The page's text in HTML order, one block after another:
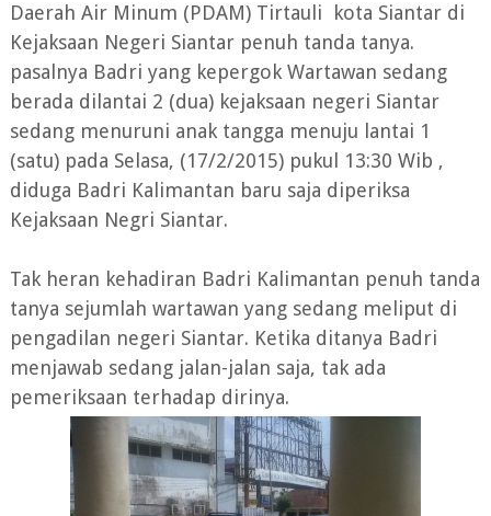
Daerah Air Minum (PDAM) Tirtauli kota Siantar di
Kejaksaan Negeri Siantar penuh tanda tanya.
pasalnya Badri yang kepergok Wartawan sedang
berada dilantai 2 (dua) kejaksaan negeri Siantar
sedang menuruni anak tangga menuju lantai 1
(satu) pada Selasa, (17/2/2015) pukul 13:30 Wib ,
diduga Badri Kalimantan baru saja diperiksa
Kejaksaan Negri Siantar.
Tak heran kehadiran Badri Kalimantan penuh tanda
tanya sejumlah wartawan yang sedang meliput di
pengadilan negeri Siantar. Ketika ditanya Badri
menjawab sedang jalan-jalan saja, tak ada
pemeriksaan terhadap dirinya.